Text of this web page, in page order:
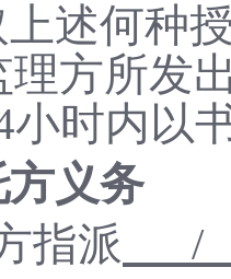
述何种
理方所发
小时内以
义务
指派